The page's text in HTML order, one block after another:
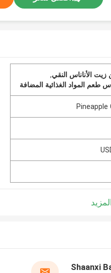
,
طعم المواد الغذائية المضافة
Pineapple
Shaanxi